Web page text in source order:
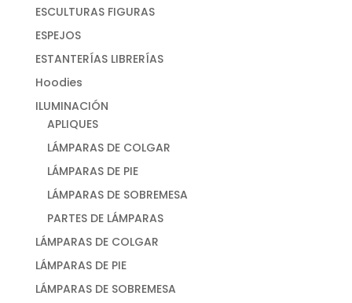
ESCULTURAS FIGURAS
ESPEJOS
ESTANTERÍAS LIBRERÍAS
Hoodies
ILUMINACIÓN
APLIQUES
LÁMPARAS DE COLGAR
LÁMPARAS DE PIE
LÁMPARAS DE SOBREMESA
PARTES DE LÁMPARAS
LÁMPARAS DE COLGAR
LÁMPARAS DE PIE
LÁMPARAS DE SOBREMESA